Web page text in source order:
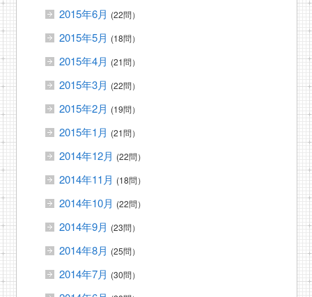
2015年6月 (22問）
2015年5月 (18問）
2015年4月 (21問）
2015年3月 (22問）
2015年2月 (19問）
2015年1月 (21問）
2014年12月 (22問）
2014年11月 (18問）
2014年10月 (22問）
2014年9月 (23問）
2014年8月 (25問）
2014年7月 (30問）